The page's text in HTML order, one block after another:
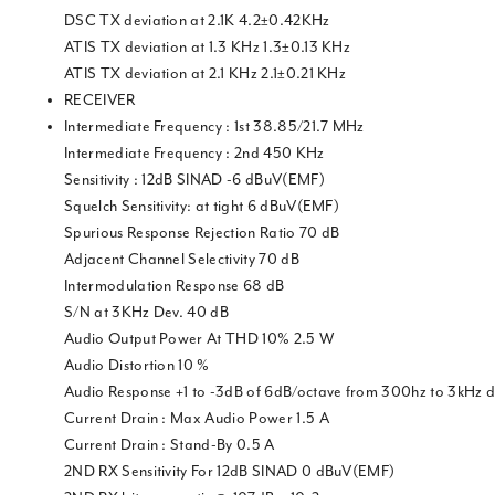
DSC TX deviation at 2.1K 4.2±0.42KHz
ATIS TX deviation at 1.3 KHz 1.3±0.13 KHz
ATIS TX deviation at 2.1 KHz 2.1±0.21 KHz
RECEIVER
Intermediate Frequency : 1st 38.85/21.7 MHz
Intermediate Frequency : 2nd 450 KHz
Sensitivity : 12dB SINAD -6 dBuV(EMF)
Squelch Sensitivity: at tight 6 dBuV(EMF)
Spurious Response Rejection Ratio 70 dB
Adjacent Channel Selectivity 70 dB
Intermodulation Response 68 dB
S/N at 3KHz Dev. 40 dB
Audio Output Power At THD 10% 2.5 W
Audio Distortion 10 %
Audio Response +1 to -3dB of 6dB/octave from 300hz to 3kHz
Current Drain : Max Audio Power 1.5 A
Current Drain : Stand-By 0.5 A
2ND RX Sensitivity For 12dB SINAD 0 dBuV(EMF)